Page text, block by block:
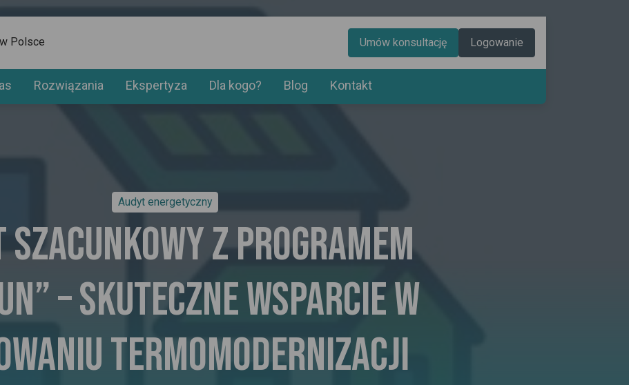
Polsce Umów konsultację Logowanie
Rozwiązania Ekspertyza Dla kogo? Blog Kontakt
Audyt energetyczny
szacunkowy z programem
– skuteczne wsparcie w
termomodernizacji